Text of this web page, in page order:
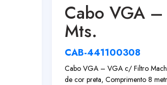
Cabo VGA
Mts.
CAB-441100308
Cabo VGA – VGA c/ Filtro
de cor preta, Comprimento 8